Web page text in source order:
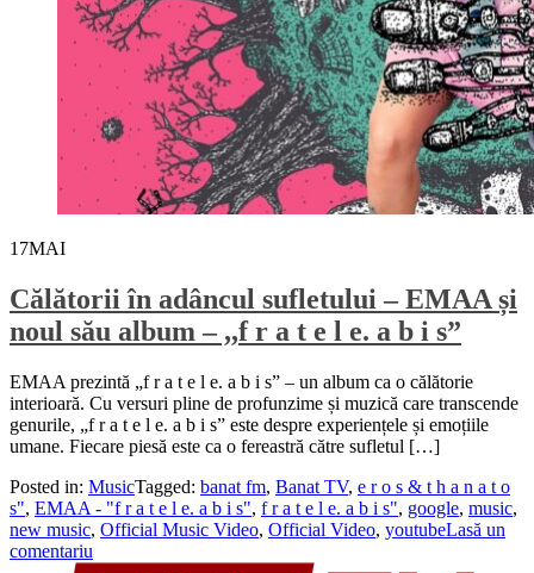
17MAI
Călătorii în adâncul sufletului – EMAA și
noul său album – ,,f r a t e l e. a b i s”
EMAA prezintă „f r a t e l e. a b i s” – un album ca o călătorie
interioară. Cu versuri pline de profunzime și muzică care transcende
genurile, „f r a t e l e. a b i s” este despre experiențele și emoțiile
umane. Fiecare piesă este ca o fereastră către sufletul […]
Posted in: MusicTagged: banat fm, Banat TV, e r o s & t h a n a t o
s", EMAA - "f r a t e l e. a b i s", f r a t e l e. a b i s", google, music,
new music, Official Music Video, Official Video, youtubeLasă un
comentariu